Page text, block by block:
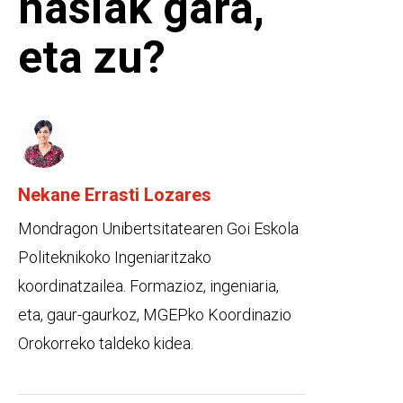
eta zu?
Nekane Errasti Lozares
Mondragon Unibertsitatearen Goi Eskola
Politeknikoko Ingeniaritzako
koordinatzailea. Formazioz, ingeniaria,
eta, gaur-gaurkoz, MGEPko Koordinazio
Orokorreko taldeko kidea.